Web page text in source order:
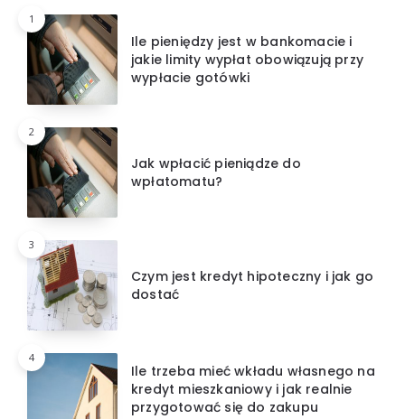
1
Ile pieniędzy jest w bankomacie i
jakie limity wypłat obowiązują przy
wypłacie gotówki
2
Jak wpłacić pieniądze do
wpłatomatu?
3
Czym jest kredyt hipoteczny i jak go
dostać
4
Ile trzeba mieć wkładu własnego na
kredyt mieszkaniowy i jak realnie
przygotować się do zakupu